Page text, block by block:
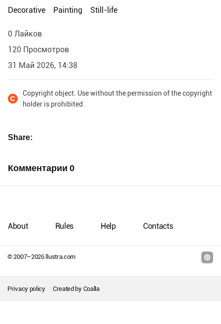
Decorative
Painting Still-life
0 Лайков
120 Просмотров
31 Май 2026, 14:38
Copyright object. Use without the permission of the copyright
holder is prohibited.
Share
Комментарии 0
© 2007–2026llustra.com
About Rules Help Contacts
Privacy policy Created by Coalla